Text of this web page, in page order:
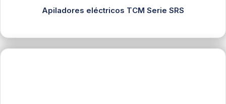
Apiladores eléctricos TCM Serie SRS